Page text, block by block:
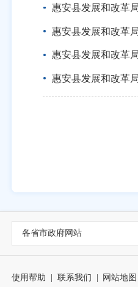
惠安县发展和改革
惠安县发展和改革
惠安县发展和改革
惠安县发展和改革
各省市政府网站
使用帮助 联系我们 网站地图